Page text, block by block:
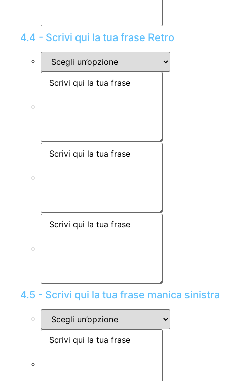
4.4 - Scrivi qui la tua frase Retro
4.5 - Scrivi qui la tua frase manica sinistra